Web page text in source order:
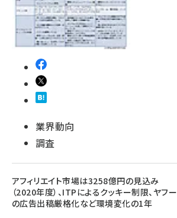
業界動向
調査
アフィリエイト市場は3258億円の見込み
（2020年度）、ITPによるクッキー制限、ヤフー
の広告出稿厳格化など環境変化の1年